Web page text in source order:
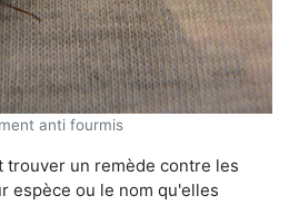
anti fourmis
trouver un remède contre les
espèce ou le nom qu'elles